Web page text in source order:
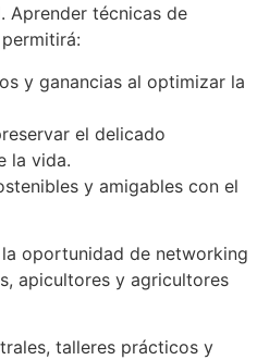
Aprender técnicas de
y ganancias al optimizar la
el delicado
la vida.
y amigables con el
oportunidad de networking
apicultores y agricultores
talleres prácticos y